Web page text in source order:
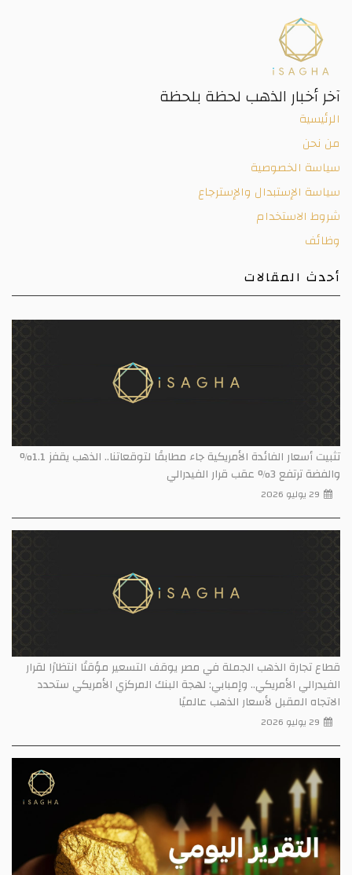
آخر أخبار الذهب لحظة بلحظة
الرئيسية
من نحن
سياسة الخصوصية
سياسة الإستبدال والإسترجاع
شروط الاستخدام
وظائف
أحدث المقالات
تثبيت أسعار الفائدة الأمريكية جاء مطابقًا لتوقعاتنا.. الذهب يقفز 1.1%
والفضة ترتفع 3% عقب قرار الفيدرالي
29 يوليو 2026
قطاع تجارة الذهب الجملة في مصر يوقف التسعير مؤقتًا انتظارًا لقرار
الفيدرالي الأمريكي.. وإمبابي: لهجة البنك المركزي الأمريكي ستحدد
الاتجاه المقبل لأسعار الذهب عالميًا
29 يوليو 2026